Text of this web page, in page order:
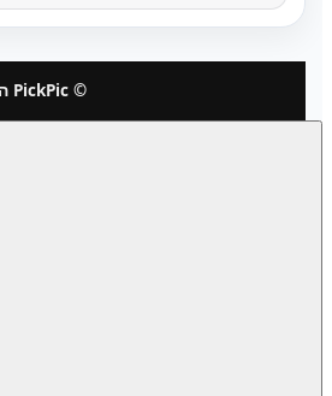
© PickPic הדפסה על מוצרים